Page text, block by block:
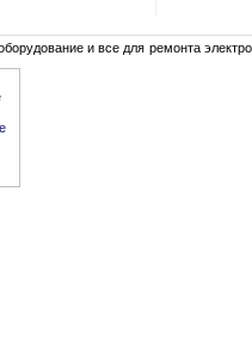
и все для ремонта